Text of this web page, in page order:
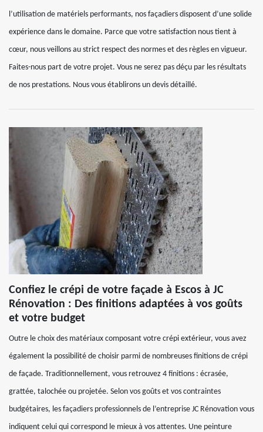
l’utilisation de matériels performants, nos façadiers disposent d’une solide
expérience dans le domaine. Parce que votre satisfaction nous tient à
cœur, nous veillons au strict respect des normes et des règles en vigueur.
Faites-nous part de votre projet. Vous ne serez pas déçu par les résultats
de nos prestations. Nous vous établirons un devis détaillé.
Confiez le crépi de votre façade à Escos à JC
Rénovation : Des finitions adaptées à vos goûts
et votre budget
Outre le choix des matériaux composant votre crépi extérieur, vous avez
également la possibilité de choisir parmi de nombreuses finitions de crépi
de façade. Traditionnellement, vous retrouvez 4 finitions : écrasée,
grattée, talochée ou projetée. Selon vos goûts et vos contraintes
budgétaires, les façadiers professionnels de l’entreprise JC Rénovation vous
indiquent celui qui correspond le mieux à vos attentes. Une peinture